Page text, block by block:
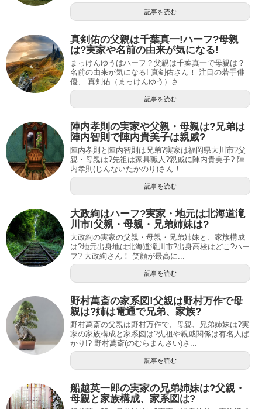
記事を読む
真剣佑の父親は千葉真一!ハーフ?母親
は?実家や名前の由来が気になる!
まっけんゆうはハーフ？父親は千葉真一で母親は？
名前の由来が気になる! 真剣佑さん！ 注目の若手俳
優、 真剣佑（まっけんゆう）さ...
記事を読む
陣内孝則の実家や父親・母親は?兄弟は
陣内智則で陣内貴美子は親戚?
陣内孝則と陣内智則は兄弟?実家は福岡県大川市?父
親・母親は?先祖は家具職人?親戚に陣内貴美子? 陣
内孝則(じんないたかのり)さん！ ...
記事を読む
大政絢はハーフ?実家・地元は北海道滝
川市!父親・母親・兄弟姉妹は?
大政絢の実家の父親・母親・兄弟姉妹と、家族構成
は?地元出身地は北海道滝川市?出身高校はどこ?ハー
フ? 大政絢さん！ 笑顔が最高に...
記事を読む
野村萬斎の家系図!父親は野村万作で母
親は?姉は電通で兄弟、家族?
野村萬斎の父親は野村万作で、母親、兄弟姉妹は?実
家の家族構成と家系図は?先祖や親戚関係は有名人ば
かり!? 野村萬斎(のむらまんさい)さ...
記事を読む
船越英一郎の実家の兄弟姉妹は?父親・
母親と家族構成、家系図は?